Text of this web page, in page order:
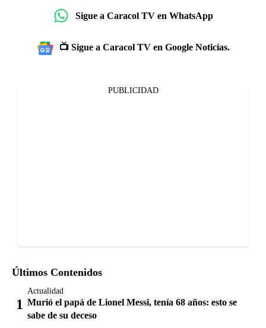
Sigue a Caracol TV en WhatsApp
📺 Sigue a Caracol TV en Google Noticias.
PUBLICIDAD
Últimos Contenidos
Actualidad
Murió el papá de Lionel Messi, tenía 68 años: esto se
sabe de su deceso